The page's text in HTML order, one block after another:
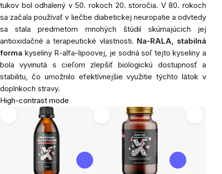
tukov bol odhalený v 50. rokoch 20. storočia. V 80. rokoch
sa začala používať v liečbe diabetickej neuropatie a odvtedy
sa stala predmetom mnohých štúdií skúmajúcich jej
antioxidačné a terapeutické vlastnosti. Na-RALA, stabilná
forma kyseliny R-alfa-lipoovej, je sodná soľ tejto kyseliny a
bola vyvinutá s cieľom zlepšiť biologickú dostupnosť a
stabilitu, čo umožnilo efektívnejšie využitie týchto látok v
doplnkoch stravy.
High-contrast mode